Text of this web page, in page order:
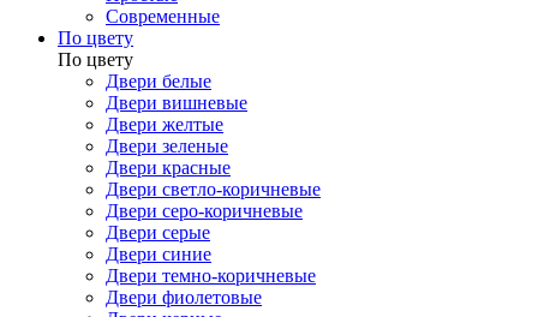
Современные
По цвету
По цвету
Двери белые
Двери вишневые
Двери желтые
Двери зеленые
Двери красные
Двери светло-коричневые
Двери серо-коричневые
Двери серые
Двери синие
Двери темно-коричневые
Двери фиолетовые